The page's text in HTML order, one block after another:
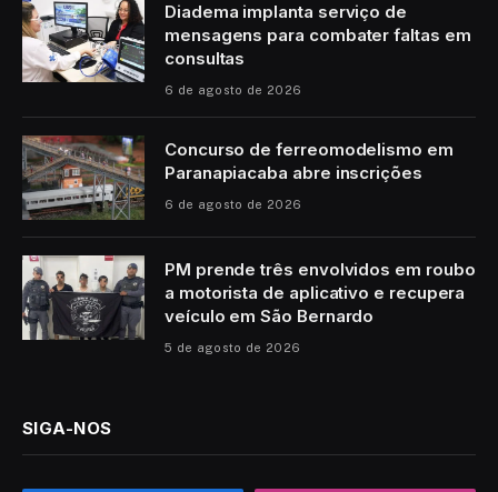
Diadema implanta serviço de
mensagens para combater faltas em
consultas
6 de agosto de 2026
Concurso de ferreomodelismo em
Paranapiacaba abre inscrições
6 de agosto de 2026
PM prende três envolvidos em roubo
a motorista de aplicativo e recupera
veículo em São Bernardo
5 de agosto de 2026
SIGA-NOS